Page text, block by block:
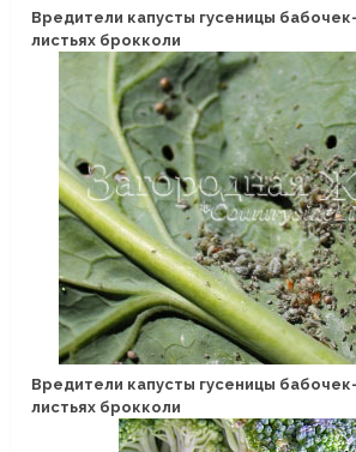
Вредители капусты гусеницы
листьях брокколи
Вредители капусты гусеницы
листьях брокколи